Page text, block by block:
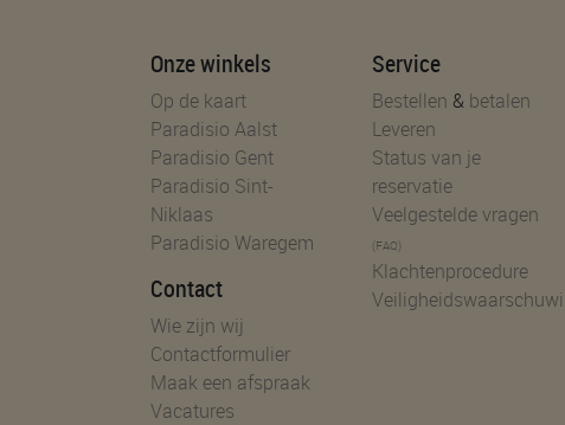
Onze winkels
Op de kaart
Paradisio Aalst
Paradisio Gent
Paradisio Sint-
Niklaas
Paradisio Waregem
Contact
Wie zijn wij
Contactformulier
Maak een afspraak
Vacatures
Service
Bestellen & betalen
Leveren
Status van je
reservatie
Veelgestelde vragen
(FAQ)
Klachtenprocedure